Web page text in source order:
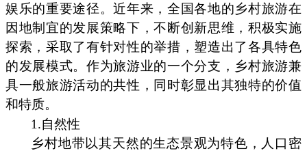
娱乐的重要途径。近年来，全国各地的乡村旅游在
因地制宜的发展策略下，不断创新思维，积极实施
探索，采取了有针对性的举措，塑造出了各具特色
的发展模式。作为旅游业的一个分支，乡村旅游兼
具一般旅游活动的共性，同时彰显出其独特的价值
和特质。
1.自然性
乡村地带以其天然的生态景观为特色，人口密